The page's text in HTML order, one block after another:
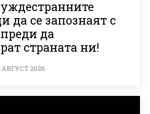
да се запознаят с
да
страната ни!
2026